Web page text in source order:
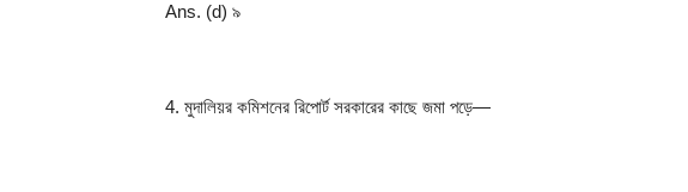
Ans. (d) ৯
4. মুদালিয়র কমিশনের রিপোর্ট সরকারের কাছে জমা পড়ে—